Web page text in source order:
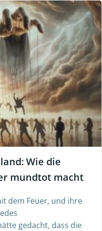
Wie die
mundtot macht
dem Feuer, und ihre
gedacht, dass die